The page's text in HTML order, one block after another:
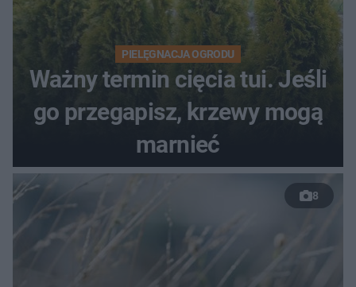
PIELĘGNACJA OGRODU
Ważny termin cięcia tui. Jeśli
go przegapisz, krzewy mogą
marnieć
8